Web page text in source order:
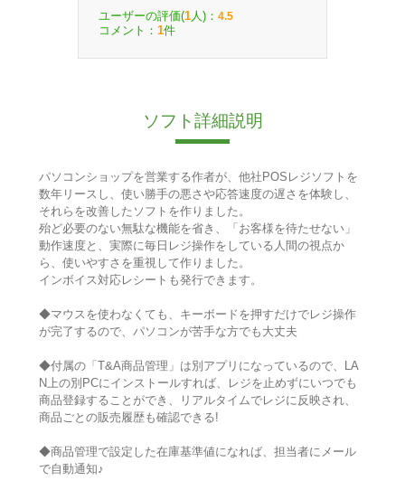
ユーザーの評価(1 人)： 4.5
コメント： 1件
ソフト詳細説明
パソコンショップを営業する作者が、他社POSレジソフトを
数年リースし、使い勝手の悪さや応答速度の遅さを体験し、
それらを改善したソフトを作りました。
殆ど必要のない無駄な機能を省き、「お客様を待たせない」
動作速度と、実際に毎日レジ操作をしている人間の視点か
ら、使いやすさを重視して作りました。
インボイス対応レシートも発行できます。
◆マウスを使わなくても、キーボードを押すだけでレジ操作
が完了するので、パソコンが苦手な方でも大丈夫
◆付属の「T&A商品管理」は別アプリになっているので、LA
N上の別PCにインストールすれば、レジを止めずにいつでも
商品登録することができ、リアルタイムでレジに反映され、
商品ごとの販売履歴も確認できる!
◆商品管理で設定した在庫基準値になれば、担当者にメール
で自動通知♪